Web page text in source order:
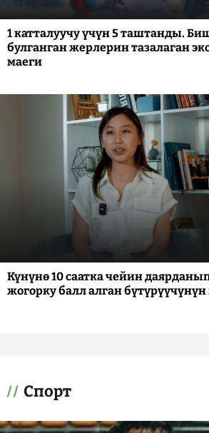
1 катталуучу үчүн 5 таштанды.
булганган жерлерин тазалаган
маеги
Күнүнө 10 саатка чейин
жогорку балл алган
Спорт